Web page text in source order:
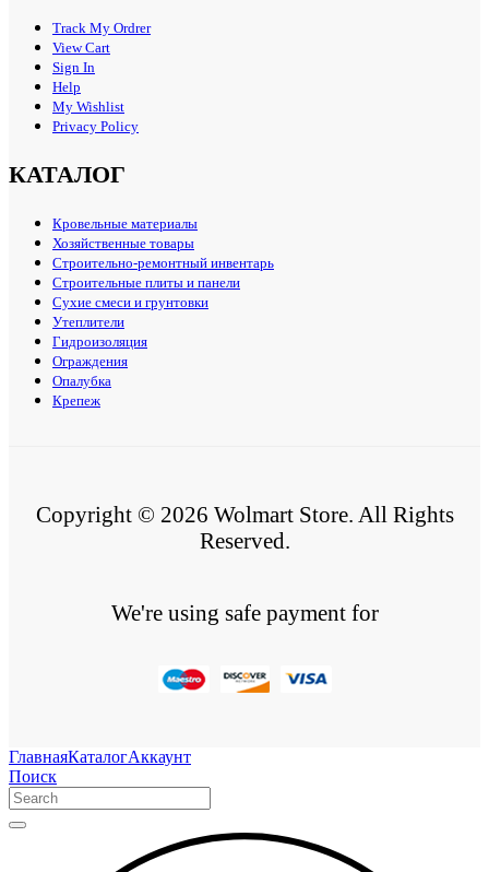
Track My Ordrer
View Cart
Sign In
Help
My Wishlist
Privacy Policy
КАТАЛОГ
Кровельные материалы
Хозяйственные товары
Строительно-ремонтный инвентарь
Строительные плиты и панели
Сухие смеси и грунтовки
Утеплители
Гидроизоляция
Ограждения
Опалубка
Крепеж
Copyright © 2026 Wolmart Store. All Rights
Reserved.
We're using safe payment for
ГлавнаяКаталогАккаунт
Поиск